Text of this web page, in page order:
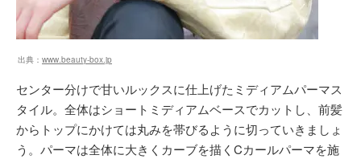
出典： www.beauty-box.jp
センター分けで甘いルックスに仕上げたミディアムパーマス
タイル。全体はショートミディアムベースでカットし、前髪
からトップにかけては丸みを帯びるように切っていきましょ
う。パーマは全体に大きくカーブを描くCカールパーマを施